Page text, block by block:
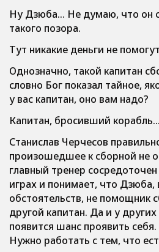
Ну Дзюба… Не думаю, что он
такого позора.
Тут никакие деньги не
Однозначно, такой капитан
словно Бог показал тайное,
у вас капитан, оно вам надо?
Капитан, бросивший корабль…
Станислав Черчесов
произошедшее к сборной не
главный тренер
играх и понимает, что
обстоятельств, не помощник
другой капитан. Да и у
появится шанс проявить
Нужно работать с тем, что